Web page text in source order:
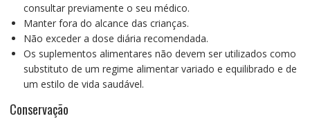
consultar previamente o seu médico.
Manter fora do alcance das crianças.
Não exceder a dose diária recomendada.
Os suplementos alimentares não devem ser utilizados como
substituto de um regime alimentar variado e equilibrado e de
um estilo de vida saudável.
Conservação